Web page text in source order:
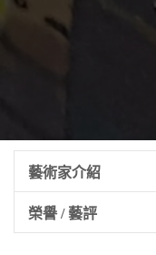
藝術家介紹
榮譽 / 藝評